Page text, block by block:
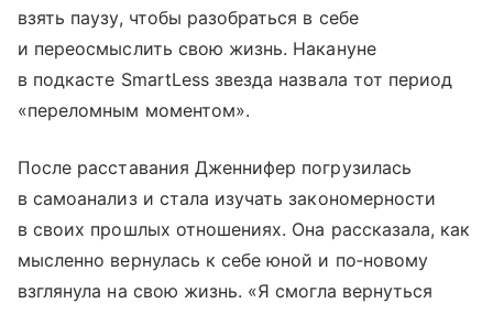
взять паузу, чтобы разобраться в себе
и переосмыслить свою жизнь. Накануне
в подкасте SmartLess звезда назвала тот период
«переломным моментом».
После расставания Дженнифер погрузилась
в самоанализ и стала изучать закономерности
в своих прошлых отношениях. Она рассказала, как
мысленно вернулась к себе юной и по‑новому
взглянула на свою жизнь. «Я смогла вернуться